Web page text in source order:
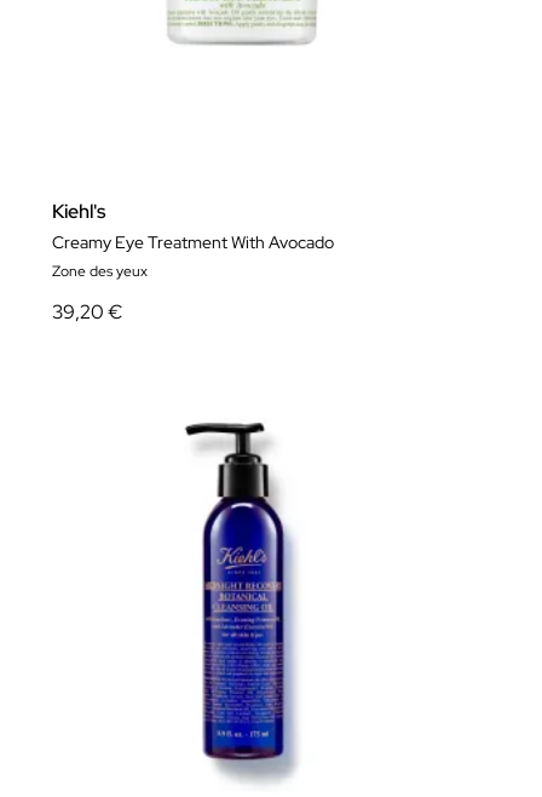
Kiehl's
Creamy Eye Treatment With Avocado
Zone des yeux
39,20 €